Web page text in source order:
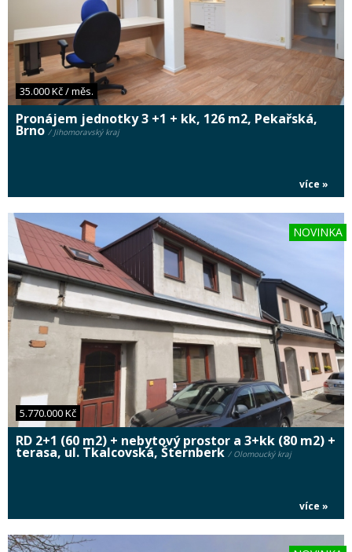
35.000 Kč / měs.
Pronájem jednotky 3 +1 + kk, 126 m2, Pekařská,
Brno / Jihomoravský kraj
více »
5.770.000 Kč
NOVINKA
RD 2+1 (60 m2) + nebytový prostor a 3+kk (80 m2) +
terasa, ul. Tkalcovská, Šternberk / Olomoucký kraj
více »